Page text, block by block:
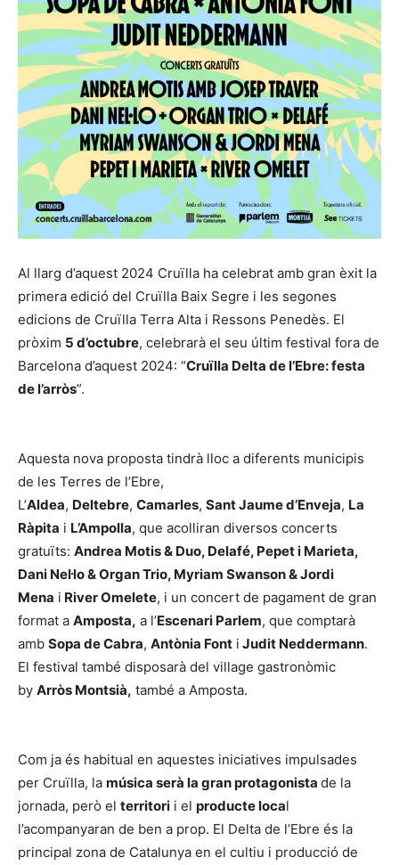
Al llarg d’aquest 2024 Cruïlla ha celebrat amb gran èxit la
primera edició del Cruïlla Baix Segre i les segones
edicions de Cruïlla Terra Alta i Ressons Penedès. El
pròxim 5 d’octubre, celebrarà el seu últim festival fora de
Barcelona d’aquest 2024: “Cruïlla Delta de l’Ebre: festa
de l’arròs”.
Aquesta nova proposta tindrà lloc a diferents municipis
de les Terres de l’Ebre,
L’Aldea, Deltebre, Camarles, Sant Jaume d’Enveja, La
Ràpita i L’Ampolla, que acolliran diversos concerts
gratuïts: Andrea Motis & Duo, Delafé, Pepet i Marieta,
Dani Nel·lo & Organ Trio, Myriam Swanson & Jordi
Mena i River Omelete, i un concert de pagament de gran
format a Amposta, a l’Escenari Parlem, que comptarà
amb Sopa de Cabra, Antònia Font i Judit Neddermann.
El festival també disposarà del village gastronòmic
by Arròs Montsià, també a Amposta.
Com ja és habitual en aquestes iniciatives impulsades
per Cruïlla, la música serà la gran protagonista de la
jornada, però el territori i el producte local
l’acompanyaran de ben a prop. El Delta de l’Ebre és la
principal zona de Catalunya en el cultiu i producció de